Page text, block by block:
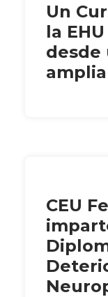
Un
la
desde
CEU